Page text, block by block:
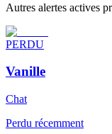
Autres alertes actives
PERDU
Vanille
Chat
Perdu récemment